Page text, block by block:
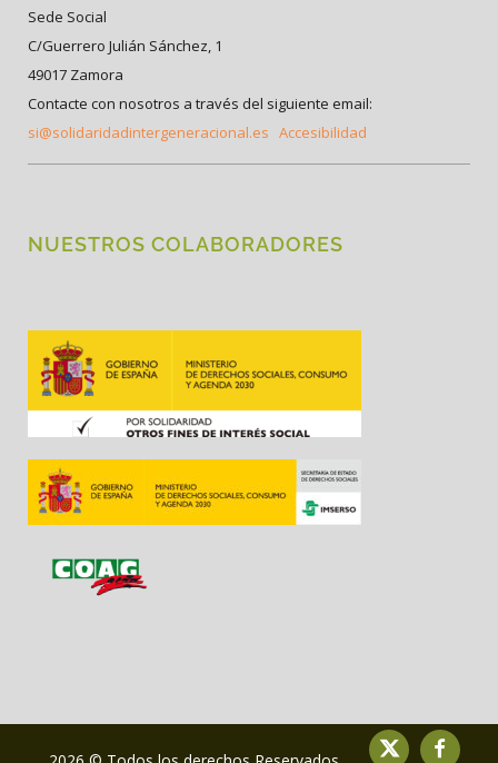
Sede Social
C/Guerrero Julián Sánchez, 1
49017 Zamora
Contacte con nosotros a través del siguiente email:
si@solidaridadintergeneracional.es Accesibilidad
NUESTROS COLABORADORES